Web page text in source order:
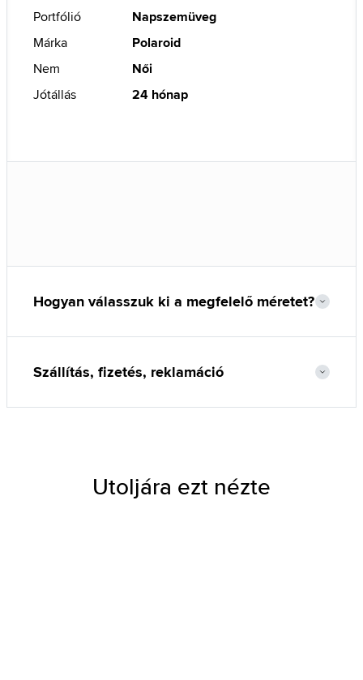
Portfólió
Napszemüveg
Márka
Polaroid
Nem
Női
Jótállás
24 hónap
Hogyan válasszuk ki a megfelelő méretet?
Szállítás, fizetés, reklamáció
Utoljára ezt nézte